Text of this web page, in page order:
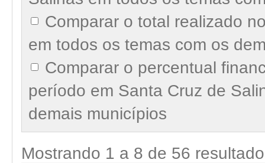
Comparar o total realizado
em todos os temas com os
Comparar o percentual
período em Santa Cruz de
demais municípios
Mostrando 1 a 8 de 56